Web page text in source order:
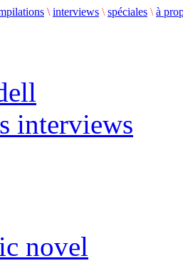
\ interviews \ spéciales \ à
interviews
novel